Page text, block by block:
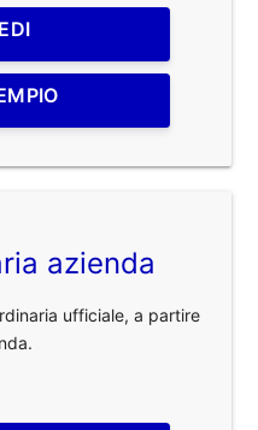
azienda
ufficiale, a partire